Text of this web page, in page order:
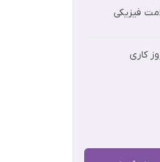
فیزیکی
کاری